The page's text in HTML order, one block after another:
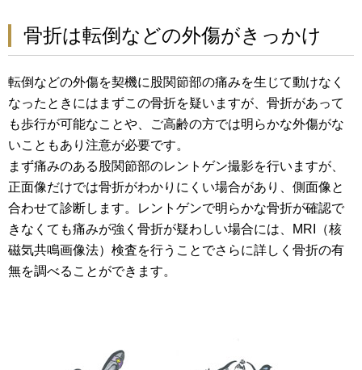
骨折は転倒などの外傷がきっかけ
転倒などの外傷を契機に股関節部の痛みを生じて動けなく
なったときにはまずこの骨折を疑いますが、骨折があって
も歩行が可能なことや、ご高齢の方では明らかな外傷がな
いこともあり注意が必要です。
まず痛みのある股関節部のレントゲン撮影を行いますが、
正面像だけでは骨折がわかりにくい場合があり、側面像と
合わせて診断します。レントゲンで明らかな骨折が確認で
きなくても痛みが強く骨折が疑わしい場合には、MRI（核
磁気共鳴画像法）検査を行うことでさらに詳しく骨折の有
無を調べることができます。